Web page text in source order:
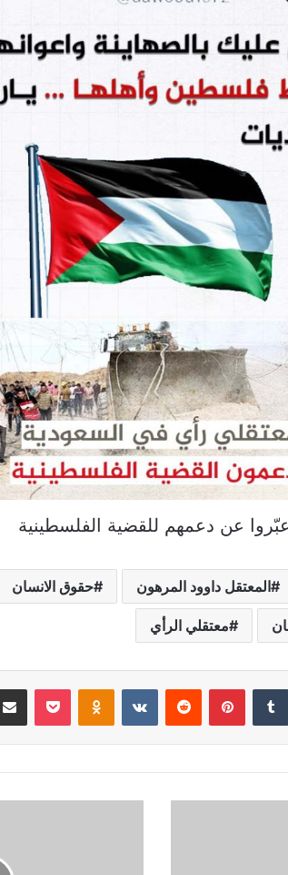
عن دعمهم للقضية الفلسطينية
المعتقل داوود المرهون حقوق الانسان
معتقلي الرأي
بينتيريست Odnoklassniki
بوكيت